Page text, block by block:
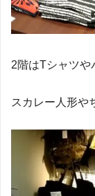
2階はTシャツや
スカレー人形や